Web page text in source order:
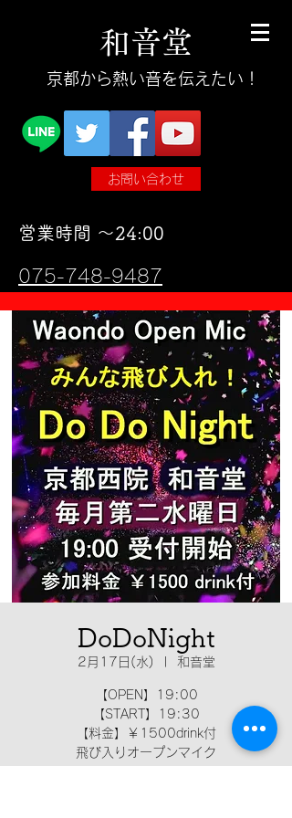
和音堂
​京都から熱い音を伝えたい！
お問い合わせ
​営業時間 〜24:00
075-748-9487
DoDoNight
2月17日(水) 和音堂
【OPEN】19:00
【START】19:30
【料金】￥1500drink付
飛び入りオープンマイク